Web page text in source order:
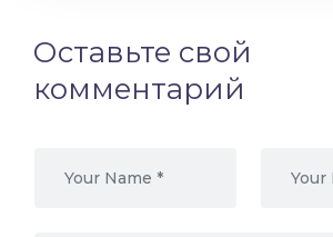
Оставьте свой
комментарий